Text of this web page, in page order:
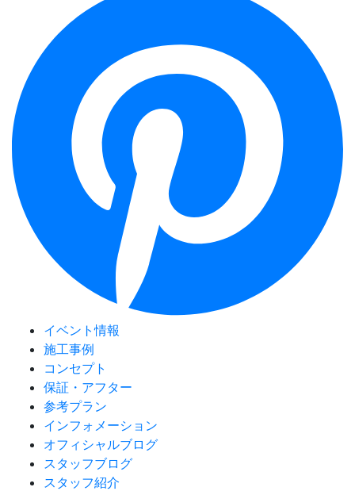
イベント情報
施工事例
コンセプト
保証・アフター
参考プラン
インフォメーション
オフィシャルブログ
スタッフブログ
スタッフ紹介